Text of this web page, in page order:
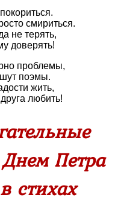
смириться.
не терять,
доверять!
проблемы,
поэмы.
жить,
любить!
Петра
стихах